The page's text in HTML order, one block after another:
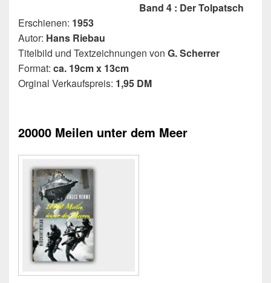
Band 4 : Der Tolpatsch
Erschienen: 1953
Autor: Hans Riebau
Titelbild und Textzeichnungen von G. Scherrer
Format: ca. 19cm x 13cm
Orginal Verkaufspreis: 1,95 DM
20000 Meilen unter dem Meer